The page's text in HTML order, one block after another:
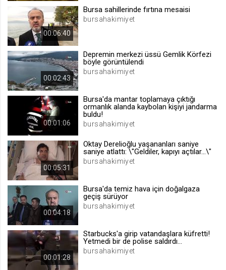
1 ay
.web.tv
Site içeriği önerme
voteLike*
.web.tv
beğenme
1 ay
voteDislike*
.web.tv
1 ay
00:06:40
Bursa sahillerinde fırtına mesaisi
bursahakimiyet
00:02:43
Depremin merkezi üssü Gemlik Körfezi
böyle görüntülendi
bursahakimiyet
00:01:06
Bursa'da mantar toplamaya çıktığı
ormanlık alanda kaybolan kişiyi jandarma
buldu!
bursahakimiyet
00:05:31
Oktay Derelioğlu yaşananları saniye
saniye atlattı: \"Geldiler, kapıyı açtılar...\"
bursahakimiyet
00:04:18
Bursa'da temiz hava için doğalgaza
geçiş sürüyor
bursahakimiyet
00:01:28
Starbucks'a girip vatandaşlara küfretti!
Yetmedi bir de polise saldırdı...
bursahakimiyet